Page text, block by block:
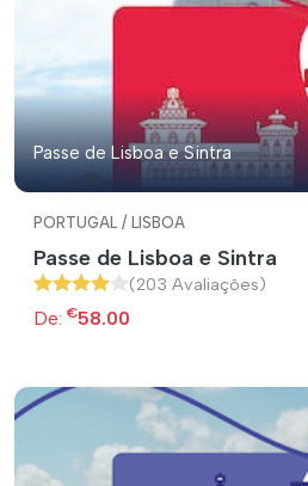
Passe de Lisboa e Sintra
PORTUGAL / LISBOA
Passe de Lisboa e Sintra
(203 Avaliações)
De: €58.00